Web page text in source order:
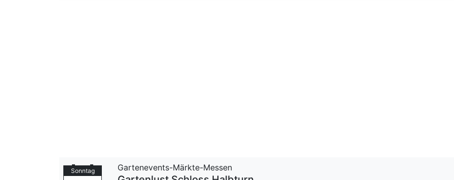
Sonntag Gartenevents-Märkte-Messen